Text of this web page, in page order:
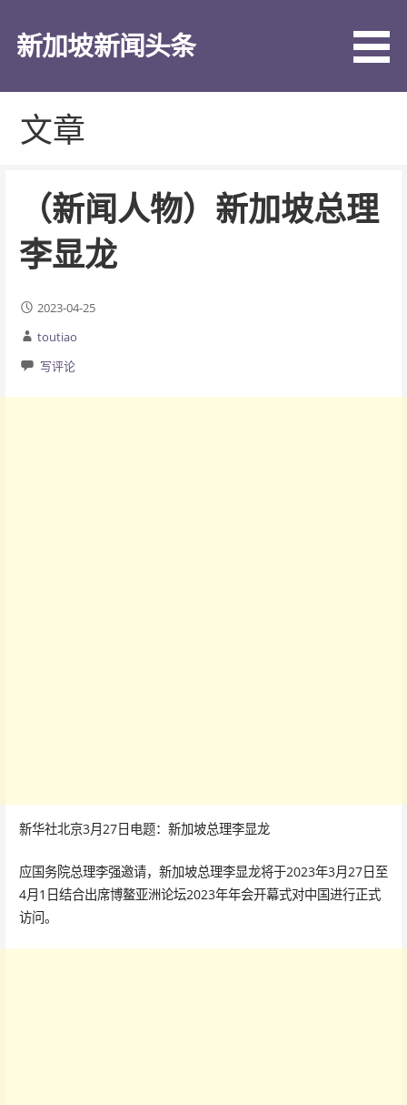
新加坡新闻头条
文章
（新闻人物）新加坡总理
李显龙
2023-04-25
toutiao
写评论
新华社北京3月27日电题：新加坡总理李显龙
应国务院总理李强邀请，新加坡总理李显龙将于2023年3月27日至
4月1日结合出席博鳌亚洲论坛2023年年会开幕式对中国进行正式
访问。